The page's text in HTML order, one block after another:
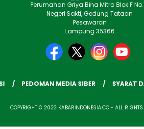
Perumahan Griya Bina Mitra Blok F
Negeri Sakti, Gedung Tataan
Pesawaran
Lampung 35366
PEDOMAN MEDIA SIBER SYARAT
COPYRIGHT © 2023 KABARINDONESIA.CO - ALL RIGHTS